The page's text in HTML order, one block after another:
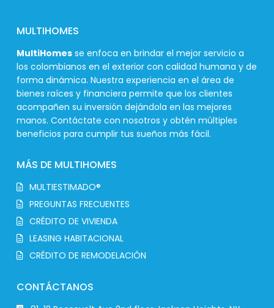
MULTIHOMES
MultiHomes se enfoca en brindar el mejor servicio a
los colombianos en el exterior con calidad humana y de
forma dinámica. Nuestra experiencia en el área de
bienes raíces y financiera permite que los clientes
acompañen su inversión dejándola en las mejores
manos. Contáctate con nosotros y obtén múltiples
beneficios para cumplir tus sueños más fácil.
MÁS DE MULTIHOMES
MULTIESTIMADO®
PREGUNTAS FRECUENTES
CRÉDITO DE VIVIENDA
LEASING HABITACIONAL
CRÉDITO DE REMODELACIÓN
CONTÁCTANOS